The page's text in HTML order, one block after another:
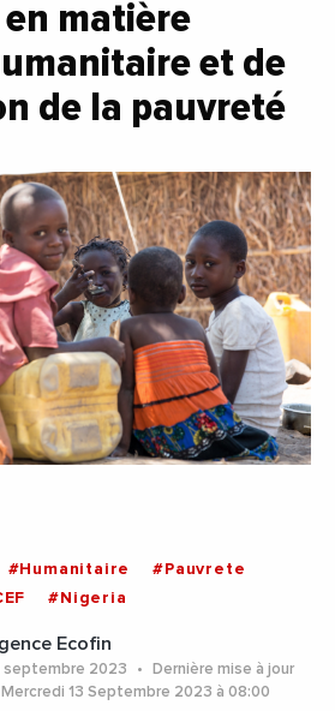
matière
et de
de la pauvreté
#Humanitaire
#Pauvrete
#Nigeria
Ecofin
septembre 2023
Dernière mise à jour
Mercredi 13 Septembre 2023 à 08:00